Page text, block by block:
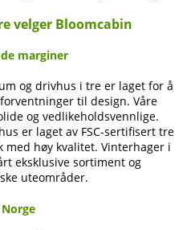
velger Bloomcabin
marginer
og drivhus i tre er laget for å
til design. Våre
og vedlikeholdsvennlige.
er laget av FSC-sertifisert tre
høy kvalitet. Vinterhager i
eksklusive sortiment og
uteområder.